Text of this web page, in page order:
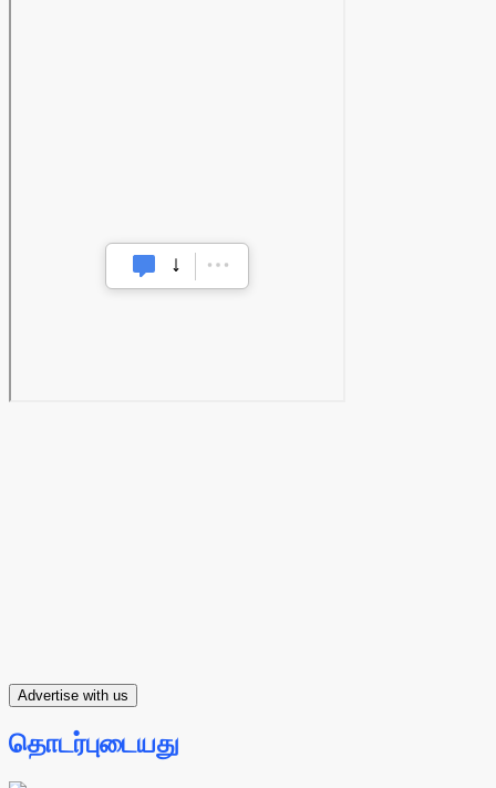
Advertise with us
தொடர்புடையது